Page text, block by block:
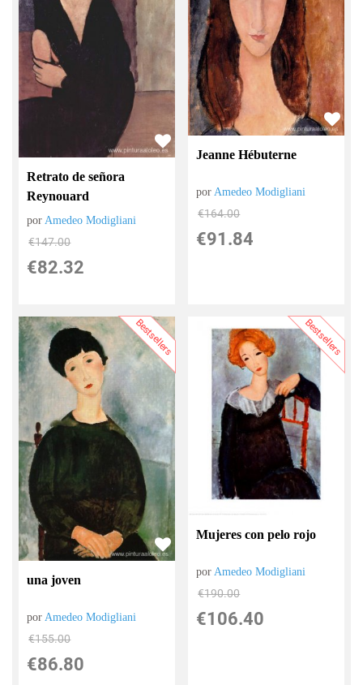
Retrato de señora
Reynouard
por Amedeo Modigliani
€147.00
€82.32
Jeanne Hébuterne
porAmedeo Modigliani
€164.00
€91.84
Bestsellers
una joven
porAmedeo Modigliani
€155.00
€86.80
Bestsellers
Mujeres con pelo rojo
por Amedeo Modigliani
€190.00
€106.40